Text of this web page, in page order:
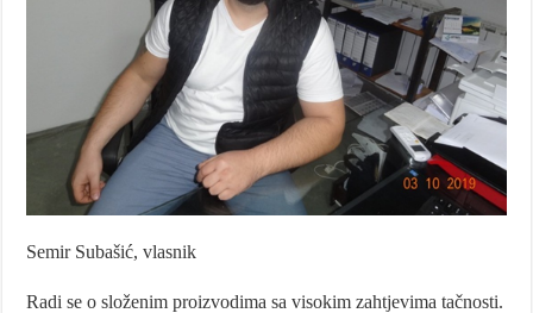
Semir Subašić, vlasnik
Radi se o složenim proizvodima sa visokim zahtjevima tačnosti.